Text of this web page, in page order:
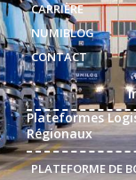
CARRIÈRE
NUMIBLOG
CONTACT
Plateformes
Régionaux
PLATEFORME DE